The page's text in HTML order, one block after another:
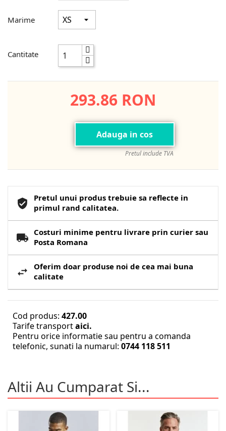
Marime
Cantitate
293.86 RON
Adauga in cos
Pretul include TVA
Pretul unui produs trebuie sa reflecte in
primul rand calitatea.
Costuri minime pentru livrare prin curier sau
Posta Romana
Oferim doar produse noi de cea mai buna
calitate
Cod produs: 427.00
Tarife transportaici.
Pentru orice informatie sau pentru a comanda
telefonic, sunati la numarul: 0744 118 511
Altii Au Cumparat Si...